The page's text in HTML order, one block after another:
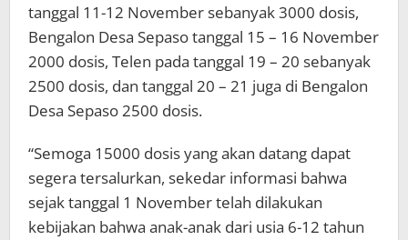
tanggal 11-12 November sebanyak 3000 dosis,
Bengalon Desa Sepaso tanggal 15 – 16 November
2000 dosis, Telen pada tanggal 19 – 20 sebanyak
2500 dosis, dan tanggal 20 – 21 juga di Bengalon
Desa Sepaso 2500 dosis.
“Semoga 15000 dosis yang akan datang dapat
segera tersalurkan, sekedar informasi bahwa
sejak tanggal 1 November telah dilakukan
kebijakan bahwa anak-anak dari usia 6-12 tahun